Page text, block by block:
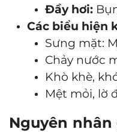
Đầy hơi:
Các biểu hiện
Sưng mặt:
Chảy nước
Khò khè,
Mệt mỏi, lờ
Nguyên